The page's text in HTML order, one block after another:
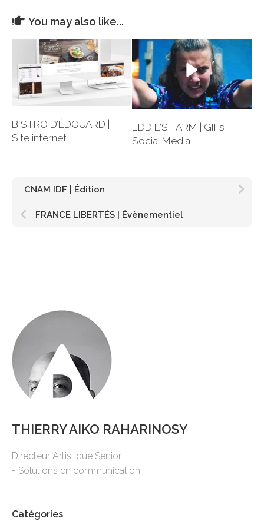
You may also like...
BISTRO D’ÉDOUARD |
Site internet
EDDIE’S FARM | GIFs
Social Media
CNAM IDF | Édition
FRANCE LIBERTÉS | Évènementiel
THIERRY AIKO RAHARINOSY
Directeur Artistique Senior
+ Solutions en communication
Catégories